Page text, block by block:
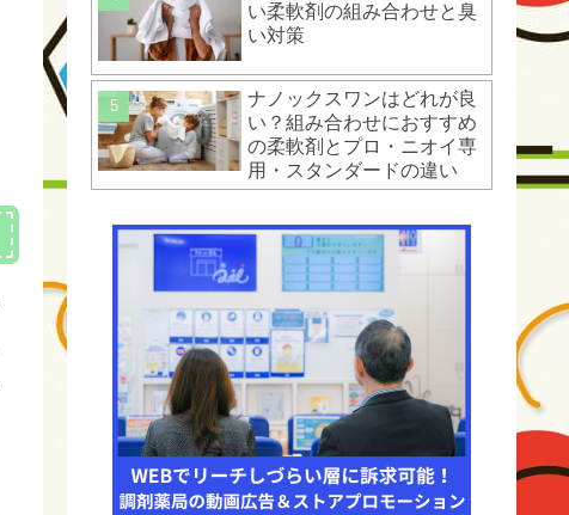
い柔軟剤の組み合わせと臭
い対策
ナノックスワンはどれが良
い？組み合わせにおすすめ
の柔軟剤とプロ・ニオイ専
用・スタンダードの違い